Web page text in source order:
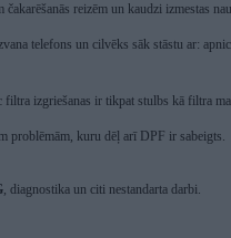
čakarēšanās reizēm un kaudzi izmestas
telefons un cilvēks sāk stāstu ar:
filtra izgriešanas ir tikpat stulbs kā filtra
problēmām, kuru dēļ arī DPF ir sabeigts.
, diagnostika un citi nestandarta darbi.